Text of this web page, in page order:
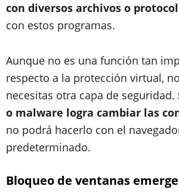
con diversos archivos o
con estos programas.
Aunque no es una función tan
respecto a la protección virtual,
necesitas otra capa de seguridad.
o malware logra cambiar las
no podrá hacerlo con el
predeterminado.
Bloqueo de ventanas